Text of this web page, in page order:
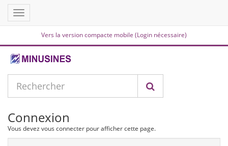
Vers la version compacte mobile (Login nécessaire)
Toggle
navigation
Connexion
Vous devez vous connecter pour afficher cette page.